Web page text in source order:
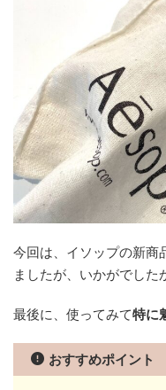
今回は、イソップの新商
ましたが、いかがでした
最後に、使ってみて特に
おすすめポイント